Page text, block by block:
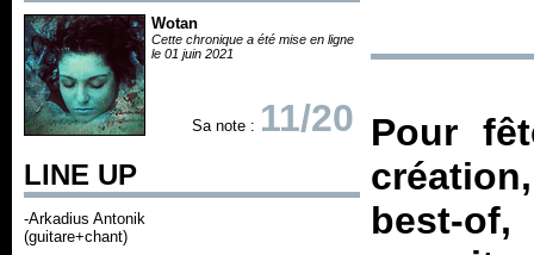
Wotan
Cette chronique a été mise en ligne
le 01 juin 2021
Sa note : 11/20
LINE UP
-Arkadius Antonik
(guitare+chant)
Pour
best-